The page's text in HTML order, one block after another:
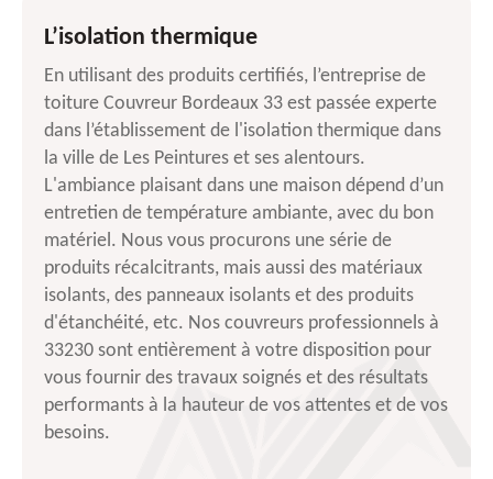
L’isolation thermique
En utilisant des produits certifiés, l’entreprise de
toiture Couvreur Bordeaux 33 est passée experte
dans l’établissement de l'isolation thermique dans
la ville de Les Peintures et ses alentours.
L'ambiance plaisant dans une maison dépend d’un
entretien de température ambiante, avec du bon
matériel. Nous vous procurons une série de
produits récalcitrants, mais aussi des matériaux
isolants, des panneaux isolants et des produits
d'étanchéité, etc. Nos couvreurs professionnels à
33230 sont entièrement à votre disposition pour
vous fournir des travaux soignés et des résultats
performants à la hauteur de vos attentes et de vos
besoins.